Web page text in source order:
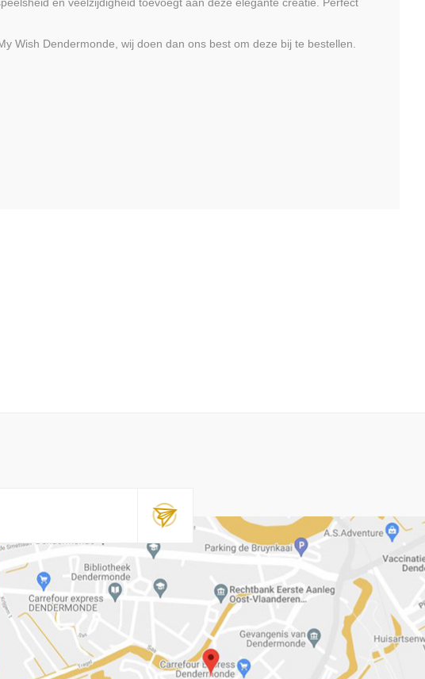
en veelzijdigheid toevoegt aan deze elegante creatie. Perfect
Wish Dendermonde, wij doen dan ons best om deze bij te bestellen.